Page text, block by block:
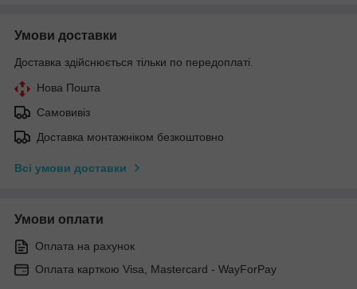
Умови доставки
Доставка здійснюється тільки по передоплаті.
Нова Пошта
Самовивіз
Доставка монтажніком безкоштовно
Всі умови доставки
Умови оплати
Оплата на рахунок
Оплата карткою Visa, Mastercard - WayForPay